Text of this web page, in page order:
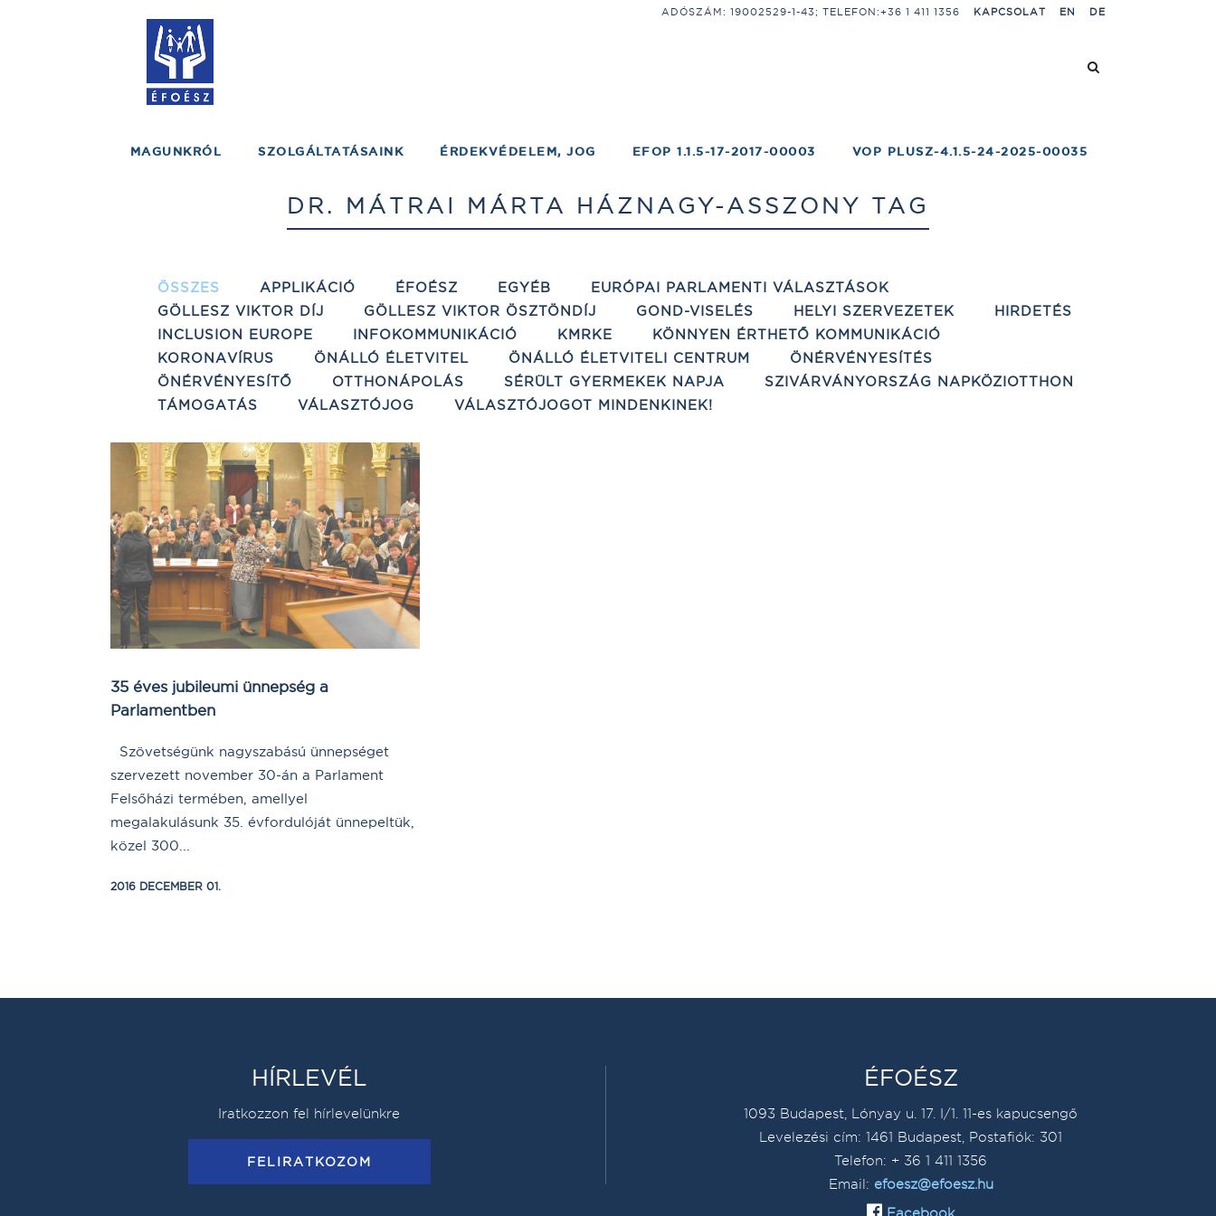
ADÓSZÁM: 19002529-1-43; TELEFON:+36 1 411 1356 KAPCSOLAT EN DE
MAGUNKRÓL SZOLGÁLTATÁSAINK ÉRDEKVÉDELEM, JOG EFOP 1.1.5-17-2017-00003 VOP PLUSZ-4.1.5-24-2025-00035
DR. MÁTRAI MÁRTA HÁZNAGY-ASSZONY TAG
ÖSSZES APPLIKÁCIÓ ÉFOÉSZ EGYÉB
EURÓPAI PARLAMENTI VÁLASZTÁSOK
GÖLLESZ VIKTOR DÍJ
GÖLLESZ VIKTOR ÖSZTÖNDÍJ GOND-VISELÉS HELYI SZERVEZETEK
HIRDETÉS
INCLUSION EUROPE
INFOKOMMUNIKÁCIÓ KMRKE
KÖNNYEN ÉRTHETŐ KOMMUNIKÁCIÓ
KORONAVÍRUS
ÖNÁLLÓ ÉLETVITEL ÖNÁLLÓ ÉLETVITELI CENTRUM
ÖNÉRVÉNYESÍTÉS
ÖNÉRVÉNYESÍTŐ
OTTHONÁPOLÁS SÉRÜLT GYERMEKEK NAPJA
SZIVÁRVÁNYORSZÁG NAPKÖZIOTTHON
TÁMOGATÁS
VÁLASZTÓJOG VÁLASZTÓJOGOT MINDENKINEK!
35 éves jubileumi ünnepség a
Parlamentben
Szövetségünk nagyszabású ünnepséget
szervezett november 30-án a Parlament
Felsőházi termében, amellyel
megalakulásunk 35. évfordulóját ünnepeltük,
közel 300...
2016 DECEMBER 01.
HÍRLEVÉL
Iratkozzon fel hírlevelünkre
FELIRATKOZOM
ÉFOÉSZ
1093 Budapest, Lónyay u. 17. I/1. 11-es kapucsengő
Levelezési cím: 1461 Budapest, Postafiók: 301
Telefon: + 36 1 411 1356
Email: efoesz@efoesz.hu